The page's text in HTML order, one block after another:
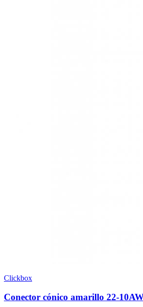
Clickbox
Conector cónico amarillo 22-